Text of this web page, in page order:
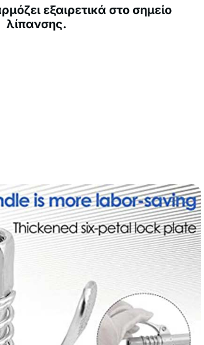
εξαιρετικά στο σημείο
λίπανσης.